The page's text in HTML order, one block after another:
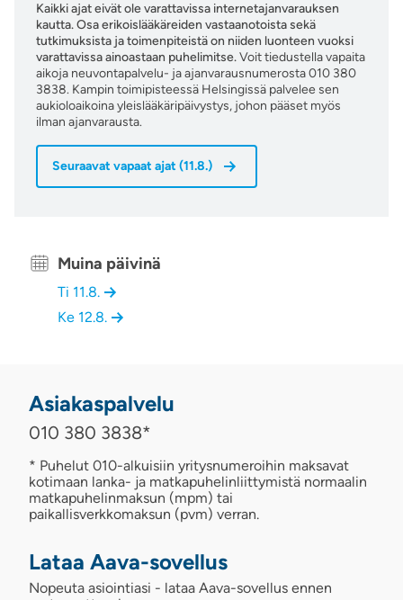
Kaikki ajat eivät ole varattavissa internetajanvarauksen
kautta. Osa erikoislääkäreiden vastaanotoista sekä
tutkimuksista ja toimenpiteistä on niiden luonteen vuoksi
varattavissa ainoastaan puhelimitse.Voit tiedustella vapaita
aikoja neuvontapalvelu- ja ajanvarausnumerosta 010 380
3838. Kampin toimipisteessä Helsingissä palvelee sen
aukioloaikoina yleislääkäripäivystys, johon pääset myös
ilman ajanvarausta.
Seuraavat vapaat ajat (11.8.)
Muina päivinä
Ti 11.8.
Ke 12.8.
Asiakaspalvelu
010 380 3838*
* Puhelut 010-alkuisiin yritysnumeroihin maksavat
kotimaan lanka- ja matkapuhelinliittymistä normaalin
matkapuhelinmaksun (mpm) tai
paikallisverkkomaksun (pvm) verran.
Lataa Aava-sovellus
Nopeuta asiointiasi - lataa Aava-sovellus ennen